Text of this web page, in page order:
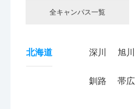
全キャンパス一覧
北海道 深川 旭川
釧路 帯広